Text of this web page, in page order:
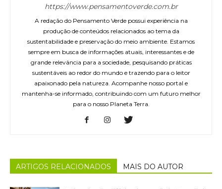
https://www.pensamentoverde.com.br
A redação do Pensamento Verde possui experiência na
produção de conteúdos relacionados ao tema da
sustentabilidade e preservação do meio ambiente. Estamos
sempre em busca de informações atuais, interessantes e de
grande relevância para a sociedade, pesquisando práticas
sustentáveis ao redor do mundo e trazendo para o leitor
apaixonado pela natureza. Acompanhe nosso portal e
mantenha-se informado, contribuindo com um futuro melhor
para o nosso Planeta Terra.
ARTIGOS RELACIONADOS MAIS DO AUTOR